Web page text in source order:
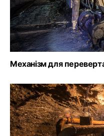
Механізм для